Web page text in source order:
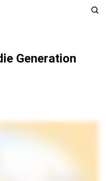
Generation